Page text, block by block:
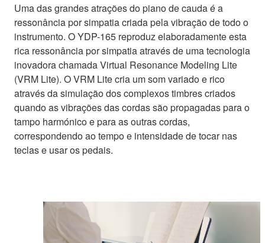
Uma das grandes atrações do piano de cauda é a
ressonância por simpatia criada pela vibração de todo o
instrumento. O YDP-165 reproduz elaboradamente esta
rica ressonância por simpatia através de uma tecnologia
inovadora chamada Virtual Resonance Modeling Lite
(VRM Lite). O VRM Lite cria um som variado e rico
através da simulação dos complexos timbres criados
quando as vibrações das cordas são propagadas para o
tampo harmónico e para as outras cordas,
correspondendo ao tempo e intensidade de tocar nas
teclas e usar os pedais.